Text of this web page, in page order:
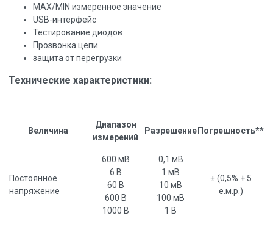
MAX/MIN измеренное значение
USB-интерфейс
Тестирование диодов
Прозвонка цепи
защита от перегрузки
Технические характеристики:
Величина
Диапазон
измерений
Разрешение Погрешность**
Постоянное
напряжение
600 мВ
6 В
60 В
600 В
1000 В
0,1 мВ
1 мВ
10 мВ
100 мВ
1 В
± (0,5% + 5
е.м.р.)